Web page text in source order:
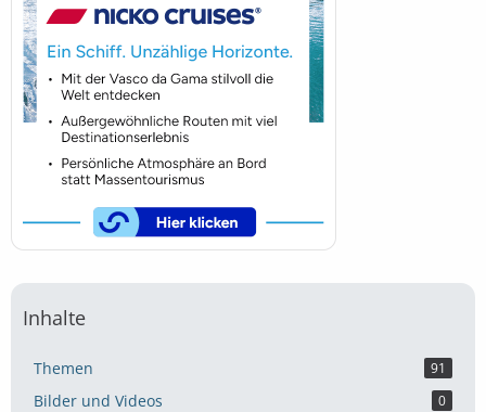
Inhalte
Themen 91
Bilder und Videos 0